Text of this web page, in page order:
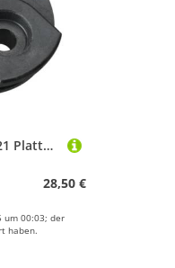
AnRMeT Teile 688-45321 Platte, schaltstange Abdeckung for YA Boot Motor 60-100HP FT60 FT50 F75 688-45321-00 Zubehör Teile
28,50 €
um 00:03; der
haben.